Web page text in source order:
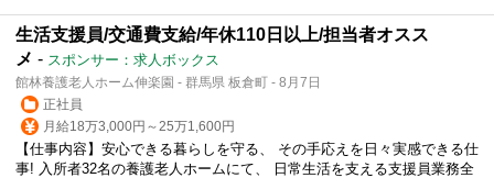
生活支援員/交通費支給/年休110日以上/担当者オスス
メ - スポンサー：求人ボックス
館林養護老人ホーム伸楽園 - 群馬県 板倉町 - 8月7日
正社員
月給18万3,000円～25万1,600円
【仕事内容】安心できる暮らしを守る、 その手応えを日々実感できる仕
事! 入所者32名の養護老人ホームにて、 日常生活を支える支援員業務全